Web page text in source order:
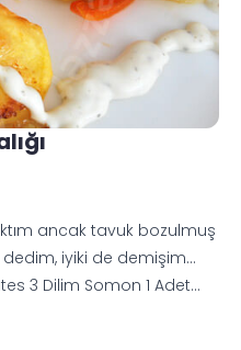
ancak tavuk bozulmuş
iyiki de demişim…
3 Dilim Somon 1 Adet…